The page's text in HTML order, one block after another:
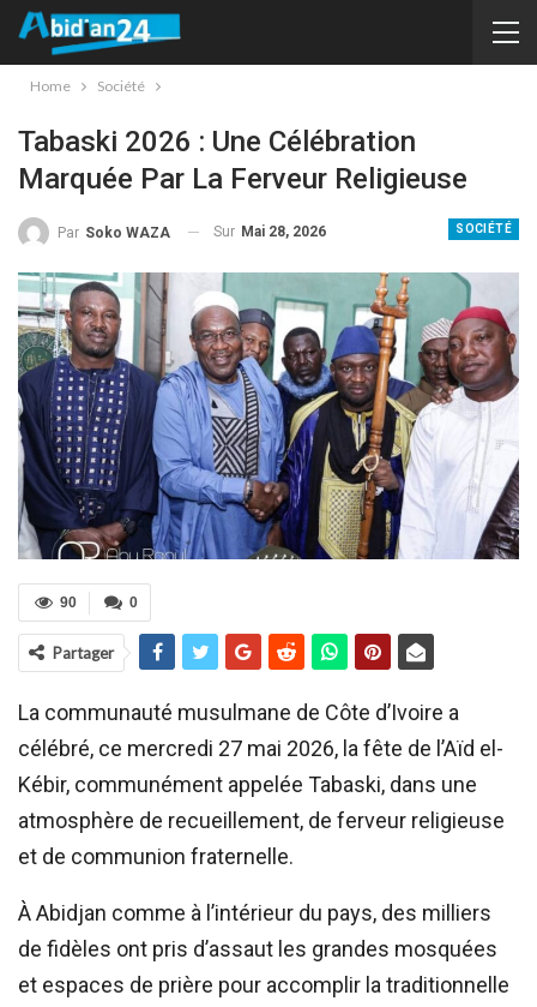
Home Société
Tabaski 2026 : Une Célébration
Marquée Par La Ferveur Religieuse
SOCIÉTÉ
Par Soko WAZA Sur Mai 28, 2026
0
90
Partager
La communauté musulmane de Côte d’Ivoire a
célébré, ce mercredi 27 mai 2026, la fête de l’Aïd el-
Kébir, communément appelée Tabaski, dans une
atmosphère de recueillement, de ferveur religieuse
et de communion fraternelle.
À Abidjan comme à l’intérieur du pays, des milliers
de fidèles ont pris d’assaut les grandes mosquées
et espaces de prière pour accomplir la traditionnelle